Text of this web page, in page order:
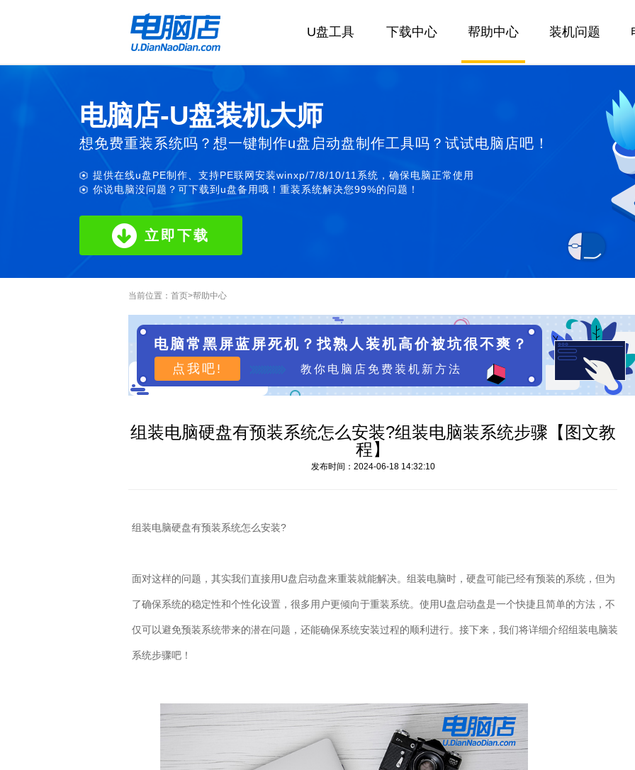
U盘工具 下载中心 帮助中心 装机问题
电脑店-U盘装机大师
想免费重装系统吗？想一键制作u盘启动盘制作工具吗？试试电脑店吧！
提供在线u盘PE制作、支持PE联网安装winxp/7/8/10/11系统，确保电脑正常使用
你说电脑没问题？可下载到u盘备用哦！重装系统解决您99%的问题！
立即下载
当前位置： 首页>帮助中心
电脑常黑屏蓝屏死机？找熟人装机高价被坑很不爽？
点我吧! 教你电脑店免费装机新方法
组装电脑硬盘有预装系统怎么安装?组装电脑装系统步骤【图文教
程】
发布时间：2024-06-18 14:32:10
组装电脑硬盘有预装系统怎么安装?
面对这样的问题，其实我们直接用U盘启动盘来重装就能解决。组装电脑时，硬盘可能已经有预装的系统，但为
了确保系统的稳定性和个性化设置，很多用户更倾向于重装系统。使用U盘启动盘是一个快捷且简单的方法，不
仅可以避免预装系统带来的潜在问题，还能确保系统安装过程的顺利进行。接下来，我们将详细介绍组装电脑装
系统步骤吧！